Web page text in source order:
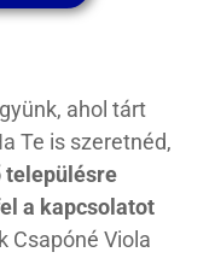
ahol tárt
Te is szeretnéd,
településre
a kapcsolatot
Csapóné Viola